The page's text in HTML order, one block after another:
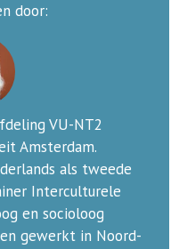
door:
VU-NT2
Amsterdam.
als tweede
Interculturele
en socioloog
gewerkt in Noord-